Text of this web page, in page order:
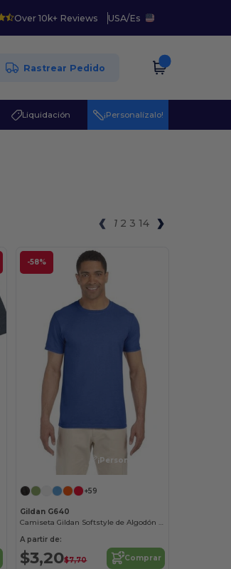
Over 10k+ Reviews USA/Es
Rastrear Pedido
Liquidación ¡Personalízalo!
1 2 3 14
-58%
¡Personalízalo!
+59
Gildan G640
Camiseta Gildan Softstyle de Algodón Suave
A partir de:
$3,20$7,70 Comprar